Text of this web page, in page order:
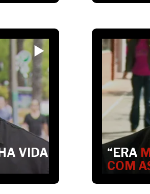
VIDA
“ERA
COM